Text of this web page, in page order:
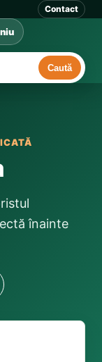
Contact
Caută
înainte